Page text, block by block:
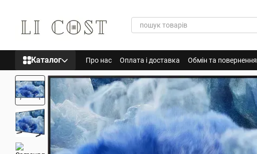
Каталог Про нас Оплата і доставка Обмін та повернення